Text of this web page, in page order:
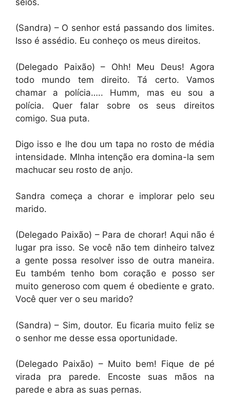
(Sandra) – O senhor está passando dos limites.
Isso é assédio. Eu conheço os meus direitos.
(Delegado Paixão) – Ohh! Meu Deus! Agora
todo mundo tem direito. Tá certo. Vamos
chamar a polícia….. Humm, mas eu sou a
polícia. Quer falar sobre os seus direitos
comigo. Sua puta.
Digo isso e lhe dou um tapa no rosto de média
intensidade. MInha intenção era domina-la sem
machucar seu rosto de anjo.
Sandra começa a chorar e implorar pelo seu
marido.
(Delegado Paixão) – Para de chorar! Aqui não é
lugar pra isso. Se você não tem dinheiro talvez
a gente possa resolver isso de outra maneira.
Eu também tenho bom coração e posso ser
muito generoso com quem é obediente e grato.
Você quer ver o seu marido?
(Sandra) – Sim, doutor. Eu ficaria muito feliz se
o senhor me desse essa oportunidade.
(Delegado Paixão) – Muito bem! Fique de pé
virada pra parede. Encoste suas mãos na
parede e abra as suas pernas.